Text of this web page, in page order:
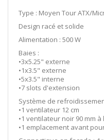
Type : Moyen Tour ATX/
Design racé et solide
Alimentation : 500 W
Baies :
•3x5.25" externe
•1x3.5" externe
•5x3.5" interne
•7 slots d'extension
Système de
•1 ventilateur 12 cm
•1 ventilateur noir 90 mm
•1 emplacement avant